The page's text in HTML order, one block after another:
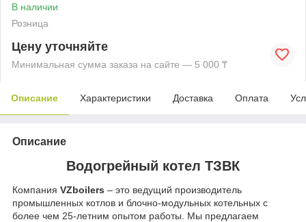
В наличии
Розница
Цену уточняйте
Минимальная сумма заказа на сайте — 5 000 ₸
Описание Характеристики Доставка Оплата
Описание
Водогрейный котел ТЗВК
Компания VZboilers – это ведущий производитель
промышленных котлов и блочно-модульных котельных с
более чем 25-летним опытом работы. Мы предлагаем